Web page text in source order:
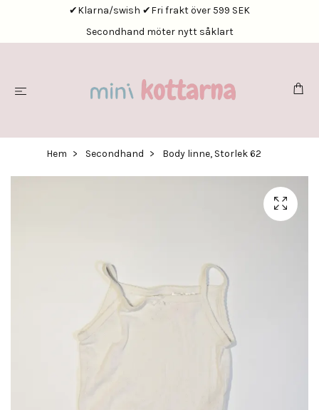
✔Klarna/swish ✔Fri frakt över 599 SEK
Secondhand möter nytt såklart
Hem Secondhand Body linne, Storlek 62